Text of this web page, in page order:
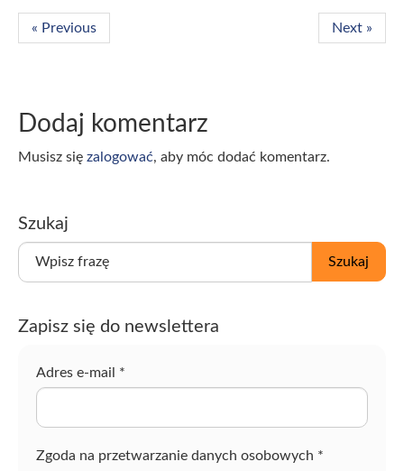
« Previous Next »
Dodaj komentarz
Musisz się zalogować, aby móc dodać komentarz.
Szukaj
W
z
Szukaj
Zapisz się do newslettera
Adres e-mail *
Zgoda na przetwarzanie danych osobowych *